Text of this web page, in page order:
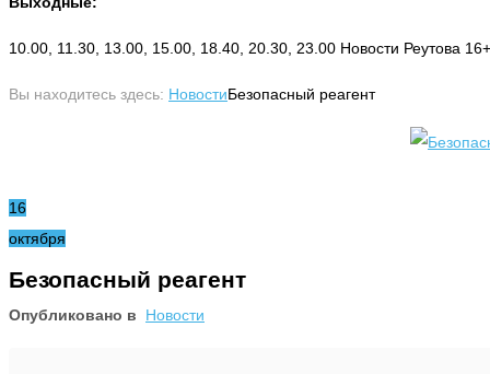
10.00, 11.30, 13.00, 15.00, 18.40, 20.30, 23.00 Новости Реутова
Вы находитесь здесь: НовостиБезопасный реагент
16
октября
Безопасный реагент
Опубликовано в Новости